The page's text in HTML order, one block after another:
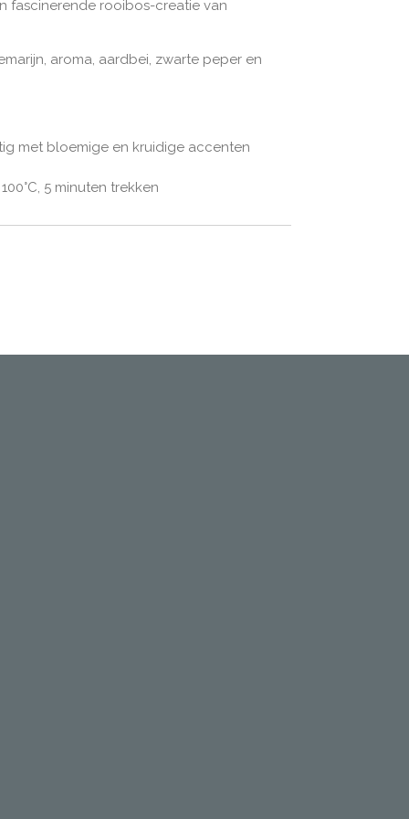
fascinerende rooibos-creatie van
aroma, aardbei, zwarte peper en
met bloemige en kruidige accenten
100°C, 5 minuten trekken